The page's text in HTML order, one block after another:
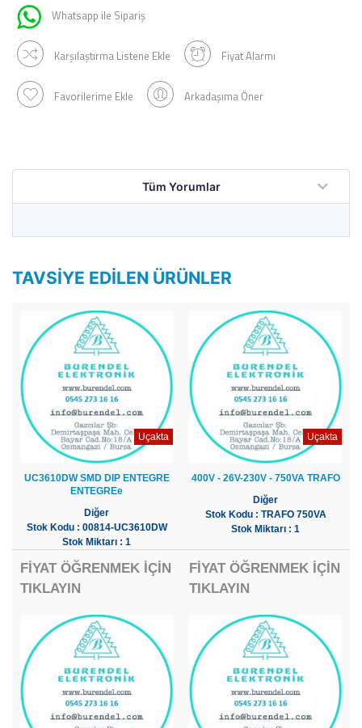
Whatsapp ile Sipariş
Karşılaştırma Listene Ekle Fiyat Alarmı
Favorilerime Ekle Arkadaşıma Öner
Tüm Yorumlar
TAVSIYE EDILEN ÜRÜNLER
Uçakta
UC3610DW SMD DIP ENTEGRE
ENTEGREe
Diğer
Stok Kodu : 00814-UC3610DW
Stok Miktarı : 1
FİYAT ÖĞRENMEK İÇİN
TIKLAYIN
Uçakta
400V - 26V-230V - 750VA TRAFO
Diğer
Stok Kodu : TRAFO 750VA
Stok Miktarı : 1
FİYAT ÖĞRENMEK İÇİN
TIKLAYIN